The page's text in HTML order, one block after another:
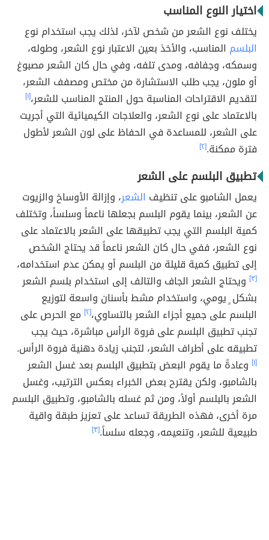
اختيار النوع المناسب
يختلف نوع الشعر من شخص لآخر، لذلك يجب استخدام نوع
البلسم المناسب، والأخذ بعين الاعتبار نوع الشعر، وطوله،
وسمكه، وجفافه، ومدى تلفه، وفي حال كان الشعر مصبوغ
أو ملون، يجب طلب الاستشارة من مختص ومصفف الشعر،
لتقديم الاقتراحات المناسبة حول المنتج المناسب للشعر،[١]
بالاعتماد على نوع الشعر، والعلاجات الكيميائية التي أجريت
على الشعر، للمساعدة في الحفاظ على لون الشعر لأطول
فترة ممكنة.[٢]
تطبيق البلسم على الشعر
يعمل الشامبو على تنظيف الشعر، وإزالة الأوساخ والزيوت
عن الشعر، بينما يقوم البلسم بجعلها ناعماً وسلساً، وتختلف
كمية البلسم التي يجب تطبيقها على الشعر بالاعتماد على
نوع الشعر، ففي حال كان الشعر ناعماً قد يحتاج الشخص
إلى تطبيق كمية قليلة من البلسم أو يمكن عدم استخدامه،
[٣]
ويحتاج الشعر الجاف والتالف إلى استخدام بلسم الشعر
بشكل ٍ يومي، واستخدام مشط بأسنان واسعة لتوزيع
البلسم على جميع أجزاء الشعر بالتساوي،[٢]
مع الحرص على
تجنب تطبيق البلسم على فروة الرأس مباشرة، حيث يجب
تطبيقه على أطراف الشعر، لتجنب زيادة دهنية فروة الرأس.
[١] وعادةً ما يقوم البعض بتطبيق البلسم بعد غسل الشعر
بالشامبو، ولكن يقترح بعض الخبراء بعكس الترتيب، وغسل
الشعر بالبلسم أولاً، ومن ثم غسله بالشامبو، وتطبيق البلسم
مرة أخرى، فهذه الطريقة تساعد على تعزيز طبقة واقية
طبيعية للشعر، وتنعيمه، وجعله سلساً.[٣]